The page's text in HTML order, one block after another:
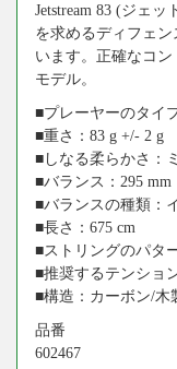
Jetstream 83 (ジェ
を求めるディフェ
います。正確なコ
モデル。
■プレーヤーのタイ
■重さ：83 g +/- 2 g
■しなる柔らかさ：
■バランス：295 mm
■バランスの種類：
■長さ：675 cm
■ストリングのパタ
■推奨するテンショ
■構造：カーボン/木
品番
602467